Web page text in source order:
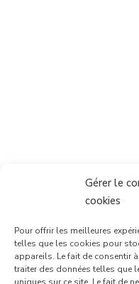
Gérer le
cookies
Pour offrir les meilleures
telles que les cookies pour
appareils. Le fait de consentir
traiter des données telles que